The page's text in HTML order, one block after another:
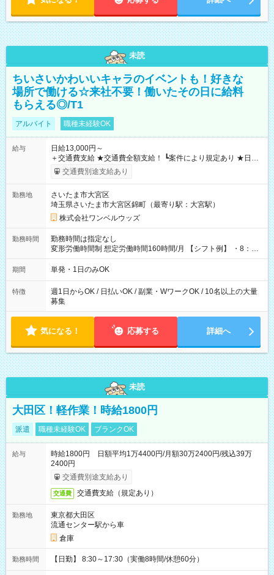
未読
ちいさいかわいいキャラのイベントも！好きな
場所で働ける☆来社不要！働いたその日に給料
もらえる◎/T1
アルバイト 職種未経験OK
給与
日給13,000円～
＋交通費支給 ★交通費全額支給！ ┗案件により規定あり ★日払
いOK！（規定あり） ┗働いたその日に現金GET♪ お仕事後はコ
ンビニATMから 日払い分を引き落とせます！ 【試用期間】試
交通費別途支給あり
勤務地
さいたま市大宮区
埼玉県さいたま市大宮区錦町（最寄り駅：大宮駅）
株式会社ワンベルウッズ
勤務時間
勤務時間は指定なし
変形労働時間制 想定労働時間160時間/月 【シフト例】 ・8：00
～21：00
期間 単発・1日のみOK
特徴
週1日からOK / 日払いOK / 副業・WワークOK / 10名以上の大量
募集
気になる！ 応募する 詳細へ
未読
大田区！軽作業！時給1800円
派遣 職種未経験OK ブランクOK
給与
時給1800円 日額平均1万4400円/月額30万2400円/残込39万
2400円
交通費別途支給あり
交通費 交通費支給（規定あり）
勤務地
東京都大田区
流通センター駅から車
倉庫
勤務時間 【日勤】 8:30～17:30（実働8時間/休憩60分）